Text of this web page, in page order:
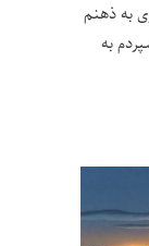
به ذهنم
به